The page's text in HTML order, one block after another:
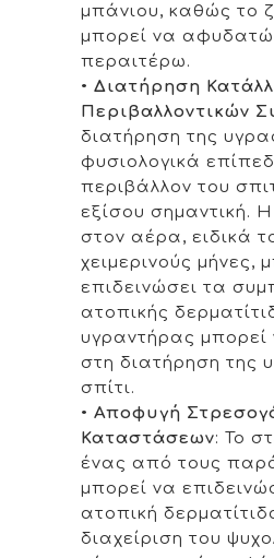
μπάνιου, καθώς το
μπορεί να
περαιτέρω.
• Διατήρηση
Περιβαλλοντικών
διατήρηση της
φυσιολογικά
περιβάλλον του
εξίσου σημαντική.
στον αέρα, ειδικά
χειμερινούς μήνες,
επιδεινώσει τα
ατοπικής
υγραντήρας μπορεί
στη διατήρηση της
σπίτι.
• Αποφυγή
Καταστάσεων: Το
ένας από τους
μπορεί να
ατοπική
διαχείριση του